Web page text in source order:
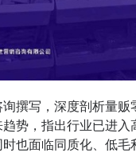
撰写，深度剖析量贩
势，指出行业已进
也面临同质化、低毛